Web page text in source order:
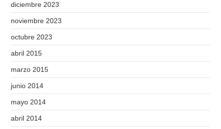
diciembre 2023
noviembre 2023
octubre 2023
abril 2015
marzo 2015
junio 2014
mayo 2014
abril 2014